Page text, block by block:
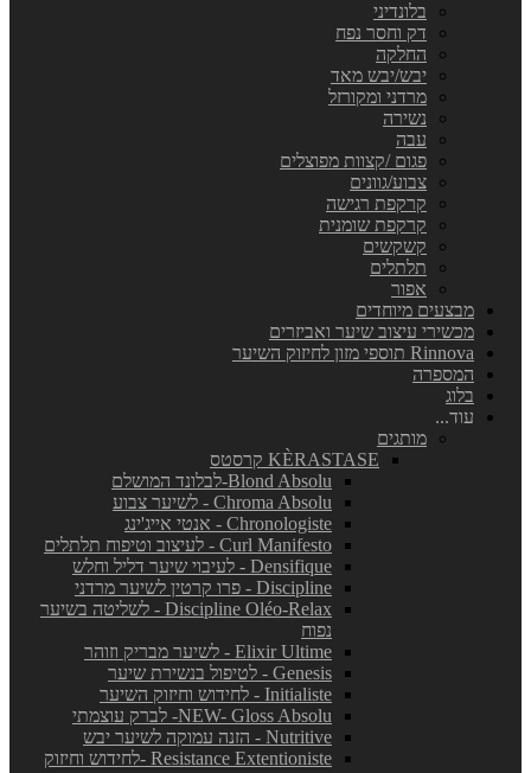
בלונדיני
דק וחסר נפח
החלקה
יבש/יבש מאד
מרדני ומקורזל
נשירה
עבה
פגום /קצוות מפוצלים
צבוע/גוונים
קרקפת רגישה
קרקפת שומנית
קשקשים
תלתלים
אפור
מבצעים מיוחדים
מכשירי עיצוב שיער ואביזרים
Rinnova תוספי מזון לחיזוק השיער
המספרה
בלוג
עוד...
מותגים
KÈRASTASE קרסטס
Blond Absolu-לבלונד המושלם
Chroma Absolu - לשיער צבוע
Chronologiste - אנטי אייג'ינג
Curl Manifesto - לעיצוב וטיפוח תלתלים
Densifique - לעיבוי שיער דליל וחלש
Discipline - פרו קרטין לשיער מרדני
Discipline Oléo-Relax - לשליטה בשיער
נפוח
Elixir Ultime - לשיער מבריק וזוהר
Genesis - לטיפול בנשירת שיער
Initialiste - לחידוש וחיזוק השיער
NEW- Gloss Absolu- לברק עוצמתי
Nutritive - הזנה עמוקה לשיער יבש
Resistance Extentioniste -לחידוש וחיזוק